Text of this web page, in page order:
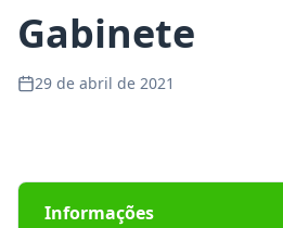
Gabinete
29 de abril de 2021
Informações